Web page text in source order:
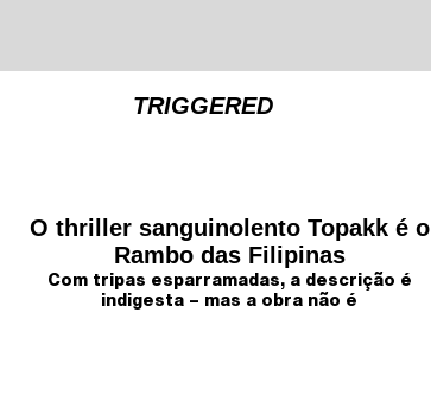
TRIGGERED
O thriller sanguinolento Topakk é o
Rambo das Filipinas
Com tripas esparramadas, a descrição é
indigesta – mas a obra não é